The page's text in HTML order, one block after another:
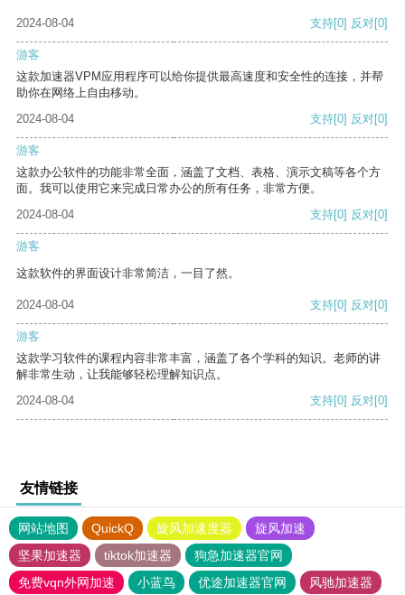
2024-08-04 支持[0] 反对[0]
游客
这款加速器VPM应用程序可以给你提供最高速度和安全性的连接，并帮
助你在网络上自由移动。
2024-08-04
支持[0] 反对[0]
游客
这款办公软件的功能非常全面，涵盖了文档、表格、演示文稿等各个方
面。我可以使用它来完成日常办公的所有任务，非常方便。
2024-08-04
支持[0] 反对[0]
游客
这款软件的界面设计非常简洁，一目了然。
2024-08-04 支持[0] 反对[0]
游客
这款学习软件的课程内容非常丰富，涵盖了各个学科的知识。老师的讲
解非常生动，让我能够轻松理解知识点。
2024-08-04
支持[0] 反对[0]
友情链接
网站地图 QuickQ 旋风加速度器
旋风加速
坚果加速器
tiktok加速器
狗急加速器官网
免费vqn外网加速
小蓝鸟 优途加速器官网
风驰加速器